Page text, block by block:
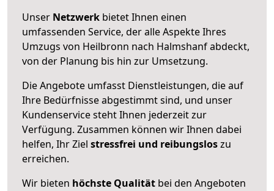
Unser Netzwerk bietet Ihnen einen
umfassenden Service, der alle Aspekte Ihres
Umzugs von Heilbronn nach Halmshanf abdeckt,
von der Planung bis hin zur Umsetzung.
Die Angebote umfasst Dienstleistungen, die auf
Ihre Bedürfnisse abgestimmt sind, und unser
Kundenservice steht Ihnen jederzeit zur
Verfügung. Zusammen können wir Ihnen dabei
helfen, Ihr Ziel stressfrei und reibungsloszu
erreichen.
Wir bieten höchste Qualität bei den Angeboten